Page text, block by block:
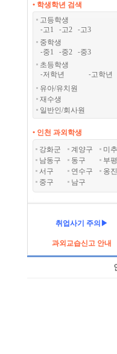
• 학생학년 검색
고등학생
-고1 -고2 -고3
중학생
-중1 -중2 -중3
초등학생
-저학년 -고학년
유아/유치원
재수생
일반인/회사원
• 인천 과외학생
강화군
계양구
미
남동구
동구
부
서구
연수구
옹
중구
남구
취업사기 주의▶
과외교습신고 안내